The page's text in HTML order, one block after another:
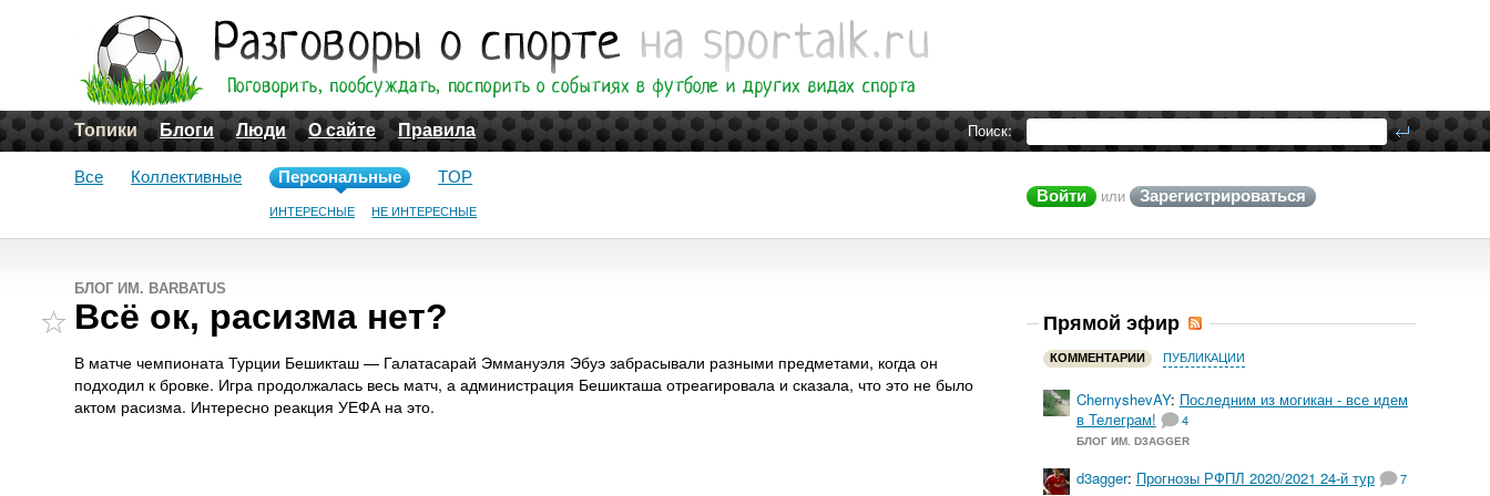
Поиск:
Топики Блоги Люди О сайте Правила
Войти или Зарегистрироваться
Все Коллективные Персональные
ИНТЕРЕСНЫЕ НЕ ИНТЕРЕСНЫЕ
TOP
БЛОГ ИМ. BARBATUS
Всё ок, расизма нет?
В матче чемпионата Турции Бешикташ — Галатасарай Эммануэля Эбуэ забрасывали разными предметами, когда он
подходил к бровке. Игра продолжалась весь матч, а администрация Бешикташа отреагировала и сказала, что это не было
актом расизма. Интересно реакция УЕФА на это.
Прямой эфир
КОММЕНТАРИИ ПУБЛИКАЦИИ
ChernyshevAY: Последним из могикан - все идем
в Телеграм!
4
БЛОГ ИМ. D3AGGER
d3agger: Прогнозы РФПЛ 2020/2021 24-й тур 7